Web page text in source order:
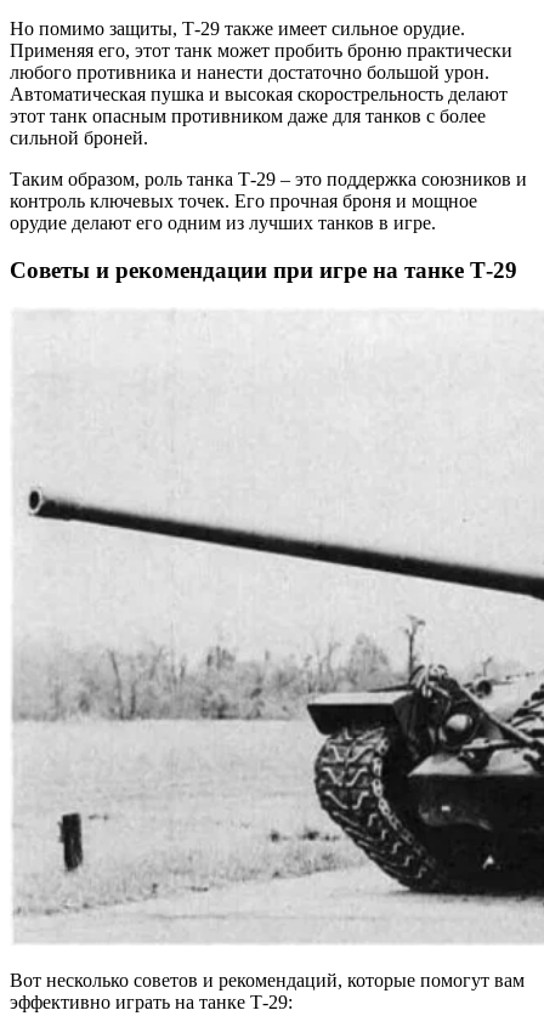
Но помимо защиты, Т-29 также имеет сильное орудие.
Применяя его, этот танк может пробить броню практически
любого противника и нанести достаточно большой урон.
Автоматическая пушка и высокая скорострельность делают
этот танк опасным противником даже для танков с более
сильной броней.
Таким образом, роль танка Т-29 – это поддержка союзников и
контроль ключевых точек. Его прочная броня и мощное
орудие делают его одним из лучших танков в игре.
Советы и рекомендации при игре на танке Т-29
Вот несколько советов и рекомендаций, которые помогут вам
эффективно играть на танке Т-29: